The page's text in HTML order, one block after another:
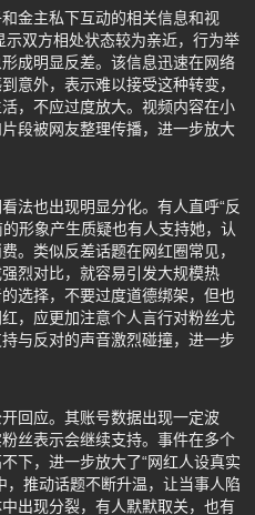
金主私下互动的相关信息和视
双方相处状态较为亲近，行为举
成明显反差。该信息迅速在网络
意外，表示难以接受这种转变，
，不应过度放大。视频内容在小
段被网友整理传播，进一步放大
法也出现明显分化。有人直呼“反
形象产生质疑也有人支持她，认
。类似反差话题在网红圈常见，
烈对比，就容易引发大规模热
选择，不要过度道德绑架，但也
，应更加注意个人言行对粉丝尤
与反对的声音激烈碰撞，进一步
回应。其账号数据出现一定波
丝表示会继续支持。事件在多个
下，进一步放大了“网红人设真实
，推动话题不断升温，让当事人陷
出现分裂，有人默默取关，也有